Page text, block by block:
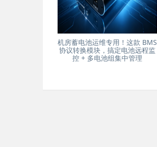
机房蓄电池运维专用！这款 BMS
协议转换模块，搞定电池远程监
控 + 多电池组集中管理